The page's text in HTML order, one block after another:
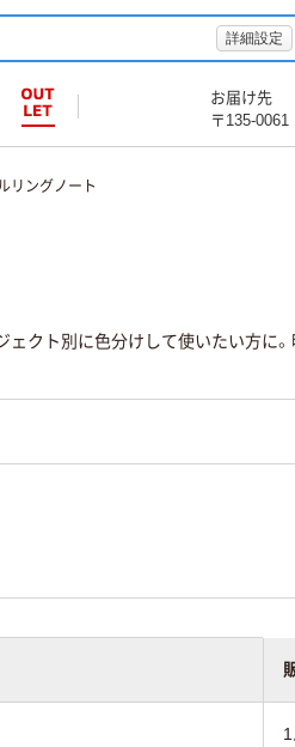
詳細設定
お届け先
〒135-0061
リングノート
ェクト別に色分けして使いたい方